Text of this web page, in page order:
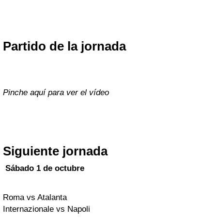
Partido de la jornada
Pinche aquí para ver el vídeo
Siguiente jornada
Sábado 1 de octubre
Roma vs Atalanta
Internazionale vs Napoli